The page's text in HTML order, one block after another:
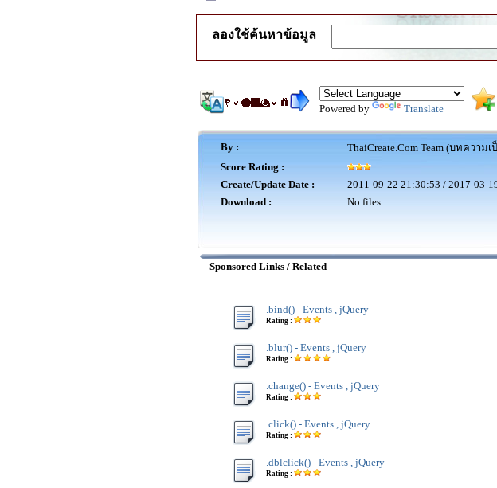
ลองใช้ค้นหาข้อมูล
Powered by Translate
By :
ThaiCreate.Com Team (บทควา
Score Rating :
Create/Update Date :
2011-09-22 21:30:53 / 2017-03-
Download :
No files
Sponsored Links / Related
.bind() - Events , jQuery
Rating :
.blur() - Events , jQuery
Rating :
.change() - Events , jQuery
Rating :
.click() - Events , jQuery
Rating :
.dblclick() - Events , jQuery
Rating :